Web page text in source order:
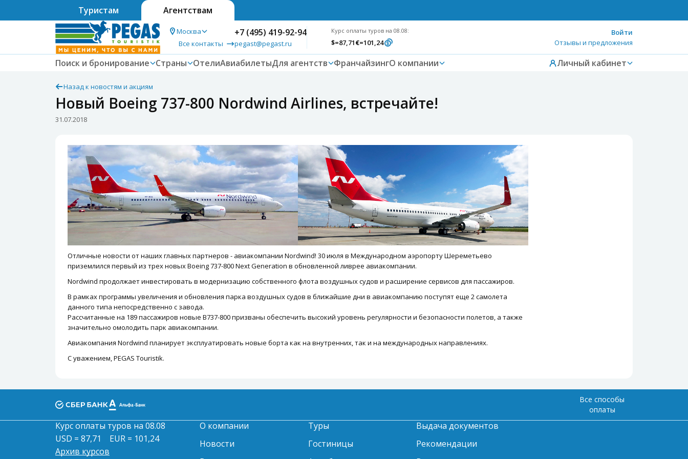
Туристам Агентствам
Москва
Все контакты
+7 (495) 419-92-94
pegast@pegast.ru
Курс оплаты туров на 08.08:
$=87,71€=101,24
Войти
Отзывы и предложения
Поиск и бронирование Страны ОтелиАвиабилетыДля агентств ФранчайзингО компании Личный кабинет
Назад к новостям и акциям
Новый Boeing 737-800 Nordwind Airlines, встречайте!
31.07.2018
Отличные новости от наших главных партнеров - авиакомпании Nordwind! 30 июля в Международном аэропорту Шереметьево
приземлился первый из трех новых Boeing 737-800 Next Generation в обновленной ливрее авиакомпании.
Nordwind продолжает инвестировать в модернизацию собственного флота воздушных судов и расширение сервисов для пассажиров.
В рамках программы увеличения и обновления парка воздушных судов в ближайшие дни в авиакомпанию поступят еще 2 самолета
данного типа непосредственно с завода.
Рассчитанные на 189 пассажиров новые B737-800 призваны обеспечить высокий уровень регулярности и безопасности полетов, а также
значительно омолодить парк авиакомпании.
Авиакомпания Nordwind планирует эксплуатировать новые борта как на внутренних, так и на международных направлениях.
С уважением, PEGAS Touristik.
Все способы
оплаты
Курс оплаты туров на 08.08
USD = 87,71
EUR = 101,24
Архив курсов
О компании
Новости
Туры
Гостиницы
Выдача документов
Рекомендации